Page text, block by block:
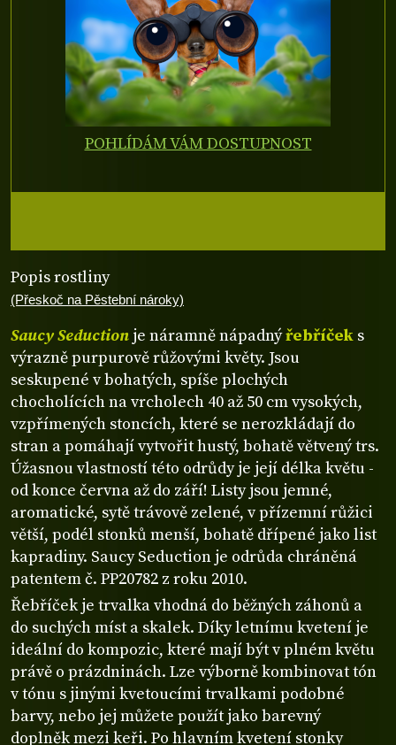
Popis rostliny
(Přeskoč na Pěstební nároky)
Saucy Seduction je náramně nápadnýřebříček s
výrazně purpurově růžovými květy. Jsou
seskupené v bohatých, spíše plochých
chocholících na vrcholech 40 až 50 cm vysokých,
vzpřímených stoncích, které se nerozkládají do
stran a pomáhají vytvořit hustý, bohatě větvený trs.
Úžasnou vlastností této odrůdy je její délka květu -
od konce června až do září! Listy jsou jemné,
aromatické, sytě trávově zelené, v přízemní růžici
větší, podél stonků menší, bohatě dřípené jako list
kapradiny. Saucy Seduction je odrůda chráněná
patentem č. PP20782 z roku 2010.
Řebříček je trvalka vhodná do běžných záhonů a
do suchých míst a skalek. Díky letnímu kvetení je
ideální do kompozic, které mají být v plném květu
právě o prázdninách. Lze výborně kombinovat tón
v tónu s jinými kvetoucími trvalkami podobné
barvy, nebo jej můžete použít jako barevný
doplněk mezi keři. Po hlavním kvetení stonky
POHLÍDÁM VÁM DOSTUPNOST